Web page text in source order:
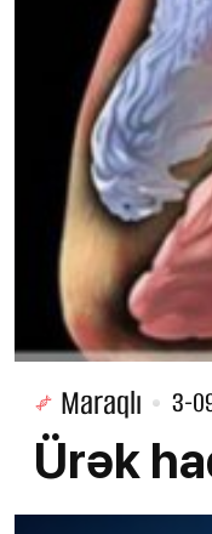
Maraqlı 3-
Ürək